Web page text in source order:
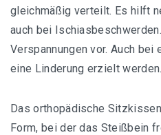
gleichmäßig verteilt. Es hilft
auch bei
Verspannungen vor. Auch bei
eine Linderung erzielt werden.
Das orthopädische
Form, bei der das Steißbein